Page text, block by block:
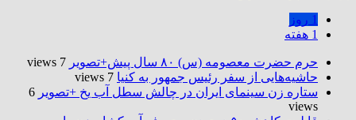
1 روز
1 هفته
حرم حضرت‌ معصومه (س) ۸۰ سال پیش+تصویر
7 views
حاشیه‌هایی از سفر رئیس جمهور به کنیا 7 views
ستاره زن سینمای ایران در چالش سطل آب یخ +تصویر 6
views